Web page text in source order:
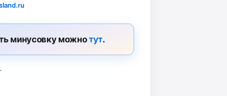
минусовку можнотут.